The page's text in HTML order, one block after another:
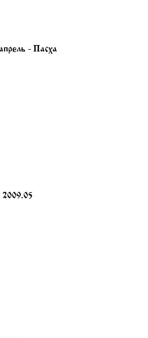
- Пасха
2009.05